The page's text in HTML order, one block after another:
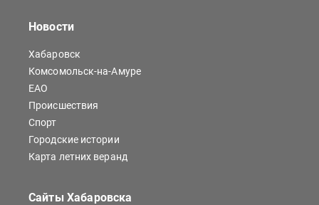
Новости
Хабаровск
Комсомольск-на-Амуре
ЕАО
Происшествия
Спорт
Городские истории
Карта летних веранд
Сайты Хабаровска